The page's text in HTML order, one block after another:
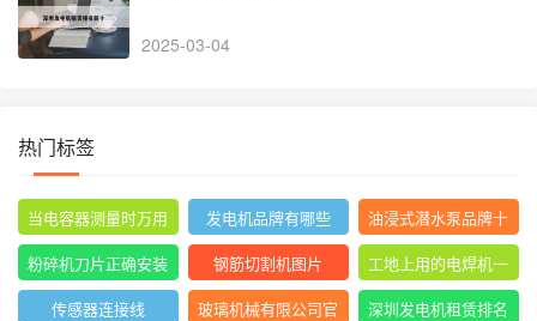
2025-03-04
热门标签
当电容器测量时万用
表指针摆动后停止不
动
发电机品牌有哪些
油浸式潜水泵品牌十
大排名
粉碎机刀片正确安装
方法图
钢筋切割机图片
工地上用的电焊机一
般是直流还是交流
传感器连接线
玻璃机械有限公司官
深圳发电机租赁排名